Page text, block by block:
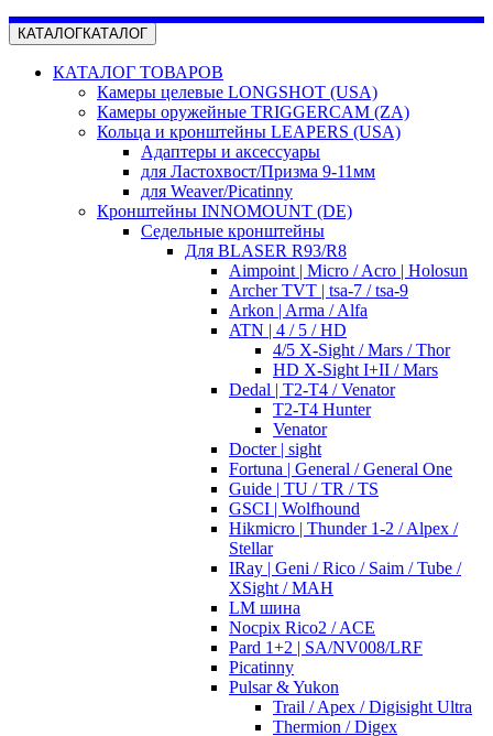
КАТАЛОГКАТАЛОГ
КАТАЛОГ ТОВАРОВ
Камеры целевые LONGSHOT (USA)
Камеры оружейные TRIGGERCAM (ZA)
Кольца и кронштейны LEAPERS (USA)
Адаптеры и аксессуары
для Ластохвост/Призма 9-11мм
для Weaver/Picatinny
Кронштейны INNOMOUNT (DE)
Седельные кронштейны
Для BLASER R93/R8
Aimpoint | Micro / Acro | Holosun
Archer TVT | tsa-7 / tsa-9
Arkon | Arma / Alfa
ATN | 4 / 5 / HD
4/5 X-Sight / Mars / Thor
HD X-Sight I+II / Mars
Dedal | T2-T4 / Venator
T2-T4 Hunter
Venator
Docter | sight
Fortuna | General / General One
Guide | TU / TR / TS
GSCI | Wolfhound
Hikmicro | Thunder 1-2 / Alpex /
Stellar
IRay | Geni / Rico / Saim / Tube /
XSight / MAH
LM шина
Nocpix Rico2 / ACE
Pard 1+2 | SA/NV008/LRF
Picatinny
Pulsar & Yukon
Trail / Apex / Digisight Ultra
Thermion / Digex